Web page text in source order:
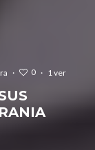
· 0 · 1 ver